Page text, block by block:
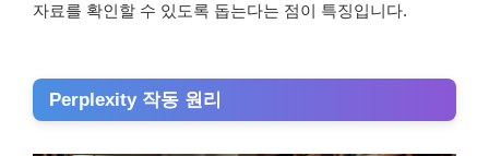
자료를 확인할 수 있도록 돕는다는 점이 특징입니다.
Perplexity 작동 원리